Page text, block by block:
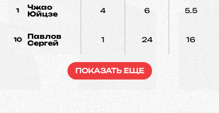
1
Чжао
Юйцзе
4 6 5.5
10
Павлов
Сергей
1 24 16
ПОКАЗАТЬ ЕЩЕ